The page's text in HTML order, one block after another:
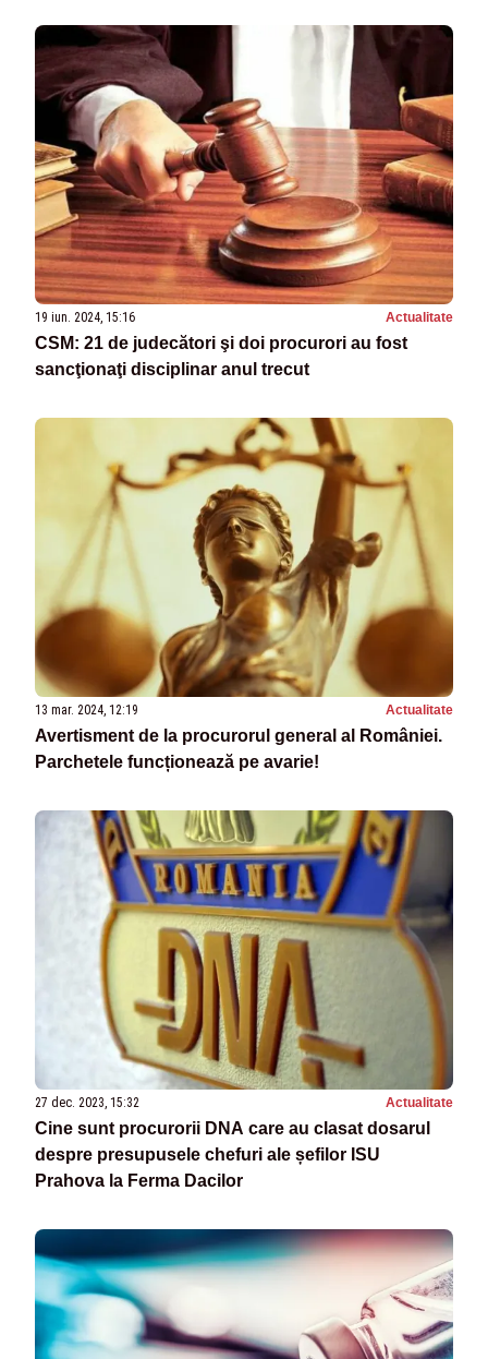
19 iun. 2024, 15:16 Actualitate
CSM: 21 de judecători şi doi procurori au fost
sancţionaţi disciplinar anul trecut
13 mar. 2024, 12:19 Actualitate
Avertisment de la procurorul general al României.
Parchetele funcționează pe avarie!
27 dec. 2023, 15:32 Actualitate
Cine sunt procurorii DNA care au clasat dosarul
despre presupusele chefuri ale șefilor ISU
Prahova la Ferma Dacilor